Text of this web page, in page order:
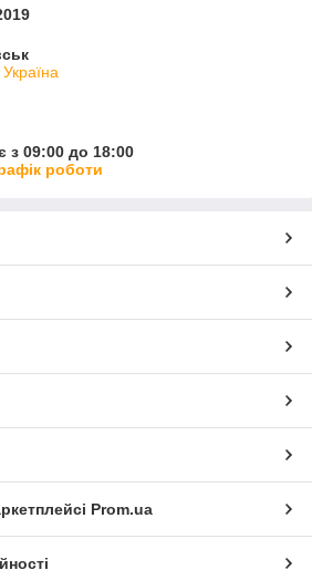
з 09:00 до 18:00
роботи
Prom.ua